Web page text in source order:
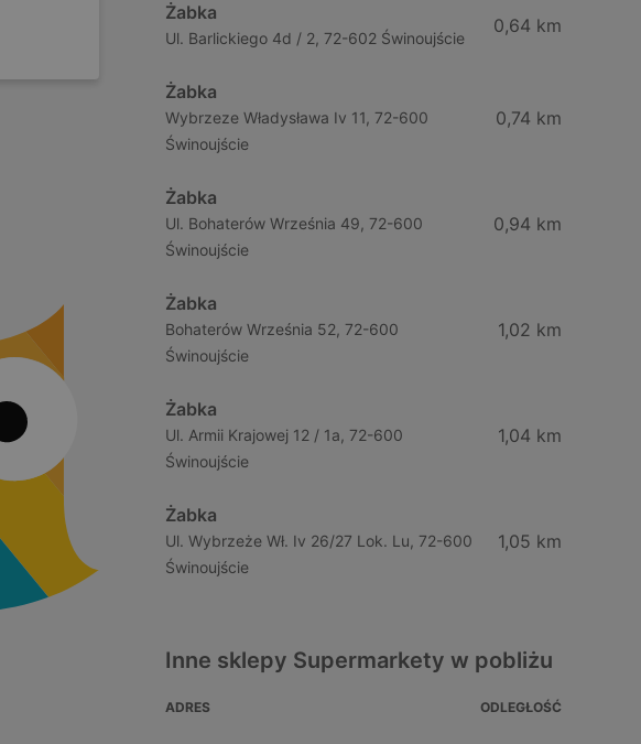
Żabka
Ul. Barlickiego 4d / 2, 72-602 Świnoujście
0,64 km
Żabka
Wybrzeze Władysława Iv 11, 72-600
Świnoujście
0,74 km
Żabka
Ul. Bohaterów Września 49, 72-600
Świnoujście
0,94 km
Żabka
Bohaterów Września 52, 72-600
Świnoujście
1,02 km
Żabka
Ul. Armii Krajowej 12 / 1a, 72-600
Świnoujście
1,04 km
Żabka
Ul. Wybrzeże Wł. Iv 26/27 Lok. Lu, 72-600
Świnoujście
1,05 km
Inne sklepy Supermarkety w pobliżu
ADRES ODLEGŁOŚĆ